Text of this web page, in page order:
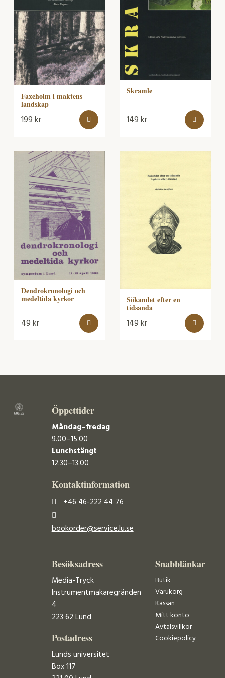
Faxeholm i maktens
landskap
199kr
Skramle
149kr
Dendrokronologi och
medeltida kyrkor
49kr
Sökandet efter en
tidsanda
149kr
Öppettider
Måndag–fredag
9.00–15.00
Lunchstängt
12.30–13.00
Kontaktinformation
+46 46-222 44 76
bookorder@service.lu.se
Besöksadress
Media-Tryck
Instrumentmakaregränden
4
223 62 Lund
Postadress
Lunds universitet
Box 117
Snabblänkar
Butik
Varukorg
Kassan
Mitt konto
Avtalsvillkor
Cookiepolicy